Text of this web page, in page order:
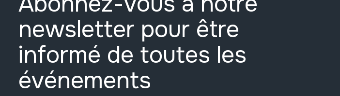
newsletter pour être
informé de toutes les
événements